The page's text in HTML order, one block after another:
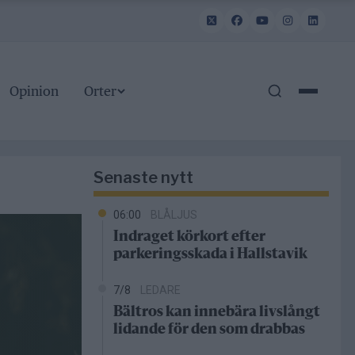
Opinion Orter
Senaste nytt
06:00 BLÅLJUS
Indraget körkort efter
parkeringsskada i Hallstavik
7/8 LEDARE
Bältros kan innebära livslångt
lidande för den som drabbas